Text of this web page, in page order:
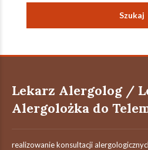
Lekarz Alergolog /
Alergolożka do
realizowanie konsultacji